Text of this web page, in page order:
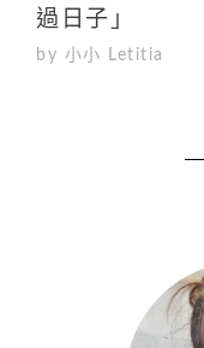
過日子」
by 小小 Letitia